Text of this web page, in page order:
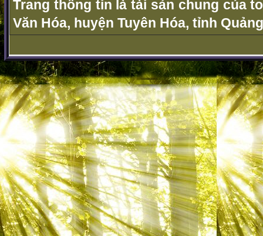
Trang thông tin là tài sản chung của
Văn Hóa, huyện Tuyên Hóa, tỉnh